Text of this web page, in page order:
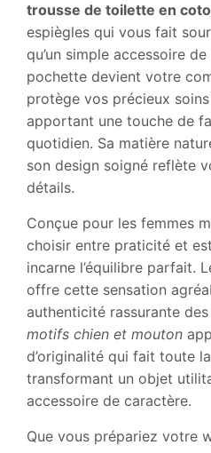
trousse de toilette en
espiègles qui vous fait
qu’un simple accessoire
pochette devient votre
protège vos précieux
apportant une touche de
quotidien. Sa matière
son design soigné reflète
détails.
Conçue pour les femmes
choisir entre praticité et
incarne l’équilibre parfait.
offre cette sensation
authenticité rassurante
motifs chien et mouton
d’originalité qui fait toute
transformant un objet
accessoire de caractère.
Que vous prépariez votre